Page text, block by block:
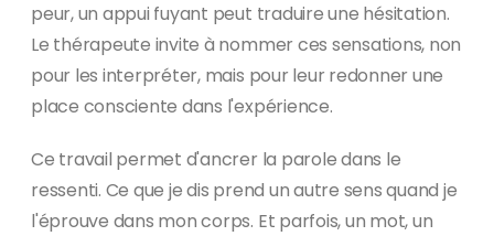
peur, un appui fuyant peut traduire une hésitation.
Le thérapeute invite à nommer ces sensations, non
pour les interpréter, mais pour leur redonner une
place consciente dans l'expérience.
Ce travail permet d'ancrer la parole dans le
ressenti. Ce que je dis prend un autre sens quand je
l'éprouve dans mon corps. Et parfois, un mot, un